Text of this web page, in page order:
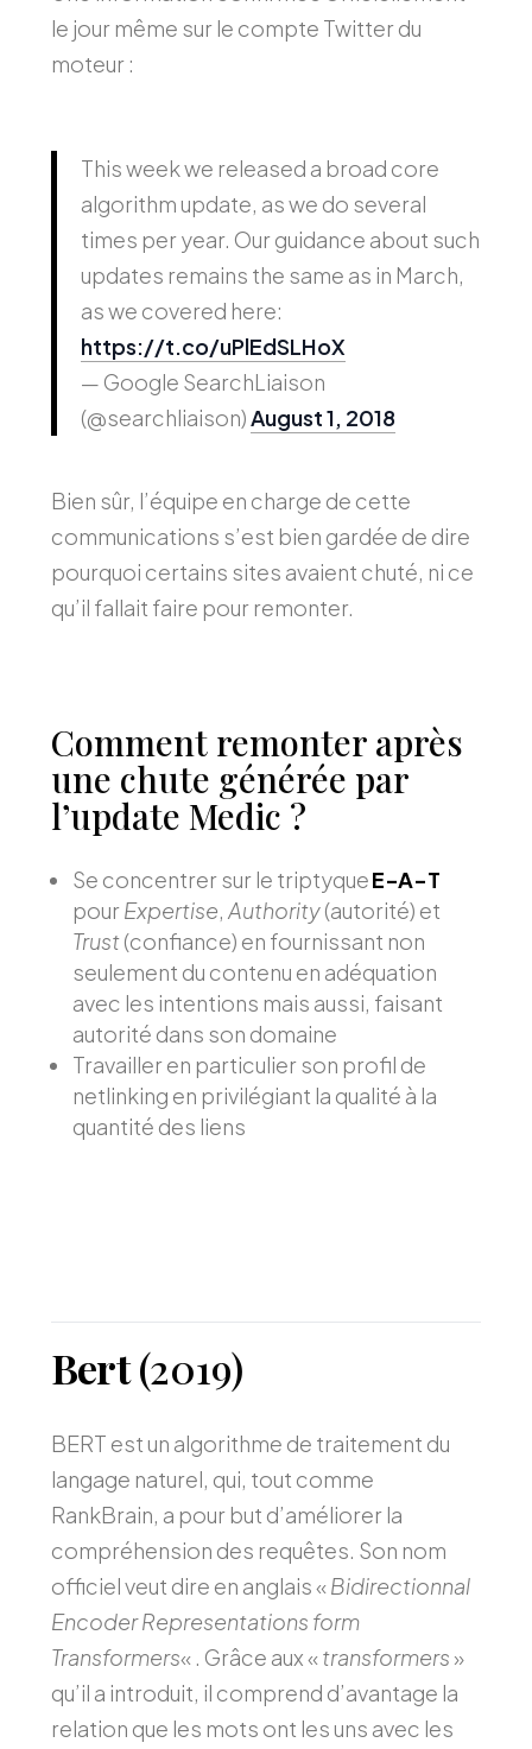
le jour même sur le compte Twitter du
moteur :
This week we released a broad core
algorithm update, as we do several
times per year. Our guidance about such
updates remains the same as in March,
as we covered here:
https://t.co/uPlEdSLHoX
— Google SearchLiaison
(@searchliaison)August 1, 2018
Bien sûr, l’équipe en charge de cette
communications s’est bien gardée de dire
pourquoi certains sites avaient chuté, ni ce
qu’il fallait faire pour remonter.
Comment remonter après
une chute générée par
l’update Medic ?
Se concentrer sur le triptyqueE-A-T
pourExpertise, Authority(autorité) et
Trust(confiance) en fournissant non
seulement du contenu en adéquation
avec les intentions mais aussi, faisant
autorité dans son domaine
Travailler en particulier son profil de
netlinking en privilégiant la qualité à la
quantité des liens
Bert(2019)
BERT est un algorithme de traitement du
langage naturel, qui, tout comme
RankBrain, a pour but d’améliorer la
compréhension des requêtes. Son nom
officiel veut dire en anglais «Bidirectionnal
Encoder Representations form
Transformers« . Grâce aux «transformers »
qu’il a introduit, il comprend d’avantage la
relation que les mots ont les uns avec les